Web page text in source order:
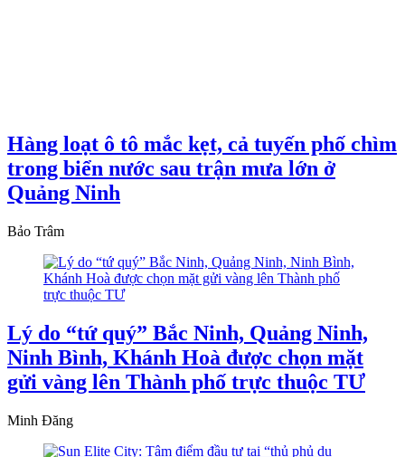
Hàng loạt ô tô mắc kẹt, cả tuyến phố chìm
trong biển nước sau trận mưa lớn ở
Quảng Ninh
Bảo Trâm
Lý do “tứ quý” Bắc Ninh, Quảng Ninh,
Ninh Bình, Khánh Hoà được chọn mặt
gửi vàng lên Thành phố trực thuộc TƯ
Minh Đăng